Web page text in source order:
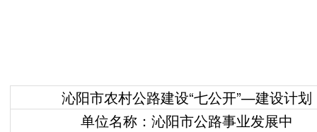
沁阳市农村公路建设“七公开”—建设计划
单位名称：沁阳市公路事业发展中